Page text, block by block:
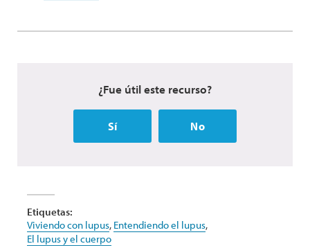
¿Fue útil este recurso?
Sí No
Etiquetas:
Viviendo con lupus, Entendiendo el lupus,
El lupus y el cuerpo